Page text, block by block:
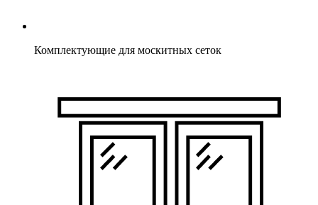
Комплектующие для москитных сеток